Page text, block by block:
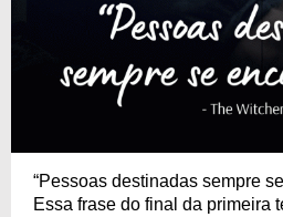
“Pessoas destinadas sempre
Essa frase do final da primeira